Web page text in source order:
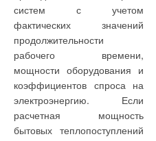
систем с учетом
фактических значений
продолжительности
рабочего времени,
мощности оборудования и
коэффициентов спроса на
электроэнергию. Если
расчетная мощность
бытовых теплопоступлений
пусковом моменте. Кроме того,
создает ударный
через вал двигателя на
При таких условиях в
возможны максимальные
гидравлическом ударе, а в
значения притока воды в
пласта. При этом для режима
периода:
оответствующая маркировка
производителем, если его
условию: содержание свинца
по арматуре, не должно
завода FAR эта маркировка
элементах систем
регулирующих коллекторах. В
запатентовал в США и